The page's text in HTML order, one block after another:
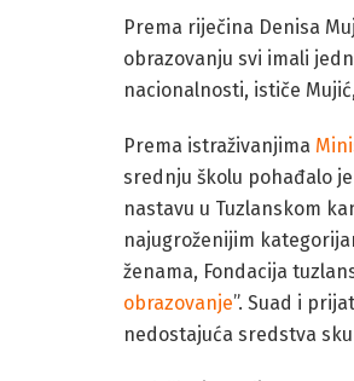
Prema riječina Denisa
obrazovanju svi imali
nacionalnosti, ističe
Prema istraživanjima
srednju školu pohađalo
nastavu u Tuzlanskom
najugroženijim
ženama, Fondacija
obrazovanje”. Suad i
nedostajuća sredstva